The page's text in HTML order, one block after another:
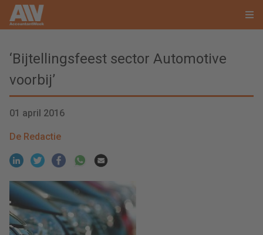
‘Bijtellingsfeest sector Automotive
voorbij’
01 april 2016
De Redactie